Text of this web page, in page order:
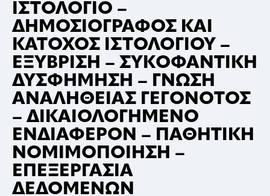
ΙΣΤΟΛΟΓΙΟ –
ΔΗΜΟΣΙΟΓΡΑΦΟΣ ΚΑΙ
ΚΑΤΟΧΟΣ ΙΣΤΟΛΟΓΙΟΥ –
ΕΞΥΒΡΙΣΗ – ΣΥΚΟΦΑΝΤΙΚΗ
ΔΥΣΦΗΜΗΣΗ – ΓΝΩΣΗ
ΑΝΑΛΗΘΕΙΑΣ ΓΕΓΟΝΟΤΟΣ
– ΔΙΚΑΙΟΛΟΓΗΜΕΝΟ
ΕΝΔΙΑΦΕΡΟΝ – ΠΑΘΗΤΙΚΗ
ΝΟΜΙΜΟΠΟΙΗΣΗ –
ΕΠΕΞΕΡΓΑΣΙΑ
ΔΕΔΟΜΕΝΩΝ